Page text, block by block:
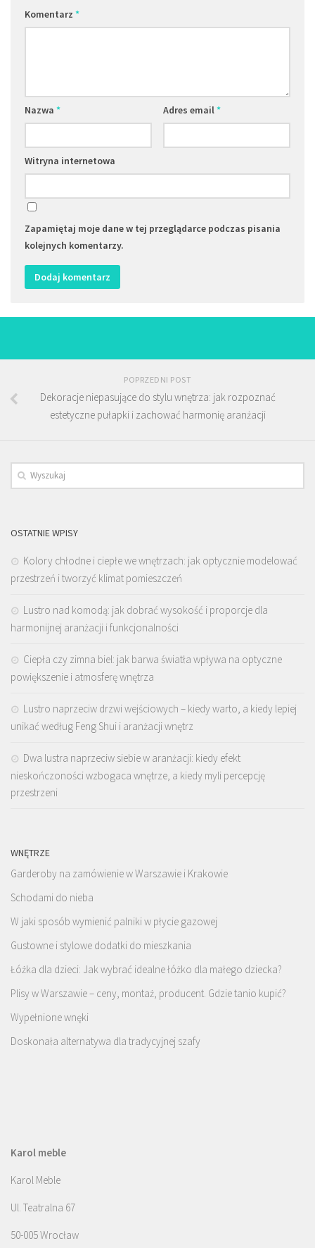
Komentarz *
Nazwa * Adres email*
Witryna internetowa
Zapamiętaj moje dane w tej przeglądarce podczas pisania
kolejnych komentarzy.
POPRZEDNI POST
Dekoracje niepasujące do stylu wnętrza: jak rozpoznać
estetyczne pułapki i zachować harmonię aranżacji
OSTATNIE WPISY
Kolory chłodne i ciepłe we wnętrzach: jak optycznie modelować
przestrzeń i tworzyć klimat pomieszczeń
Lustro nad komodą: jak dobrać wysokość i proporcje dla
harmonijnej aranżacji i funkcjonalności
Ciepła czy zimna biel: jak barwa światła wpływa na optyczne
powiększenie i atmosferę wnętrza
Lustro naprzeciw drzwi wejściowych – kiedy warto, a kiedy lepiej
unikać według Feng Shui i aranżacji wnętrz
Dwa lustra naprzeciw siebie w aranżacji: kiedy efekt
nieskończoności wzbogaca wnętrze, a kiedy myli percepcję
przestrzeni
WNĘTRZE
Garderoby na zamówienie w Warszawie i Krakowie
Schodami do nieba
W jaki sposób wymienić palniki w płycie gazowej
Gustowne i stylowe dodatki do mieszkania
Łóżka dla dzieci: Jak wybrać idealne łóżko dla małego dziecka?
Plisy w Warszawie – ceny, montaż, producent. Gdzie tanio kupić?
Wypełnione wnęki
Doskonała alternatywa dla tradycyjnej szafy
Karol meble
Karol Meble
Ul. Teatralna 67
50-005 Wrocław